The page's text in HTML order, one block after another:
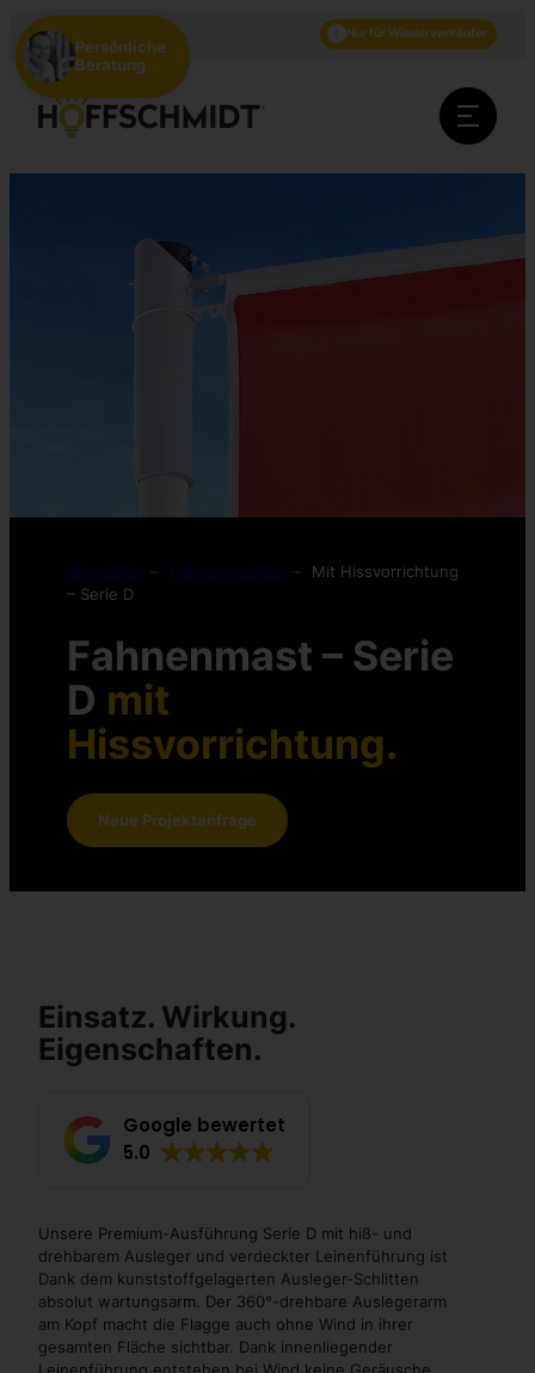
DE EN Nur für Wiederverkäufer
Startseite – Fahnenmasten –
Mit Hissvorrichtung
– Serie D
Fahnenmast – Serie
D mit
Hissvorrichtung.
Neue Projektanfrage
Einsatz. Wirkung.
Eigenschaften.
Google bewertet
5.0
Unsere Premium-Ausführung Serie D mit hiß- und
drehbarem Ausleger und verdeckter Leinenführung ist
Dank dem kunststoffgelagerten Ausleger-Schlitten
absolut wartungsarm. Der 360°-drehbare Auslegerarm
am Kopf macht die Flagge auch ohne Wind in ihrer
gesamten Fläche sichtbar. Dank innenliegender
Persönliche
Beratung